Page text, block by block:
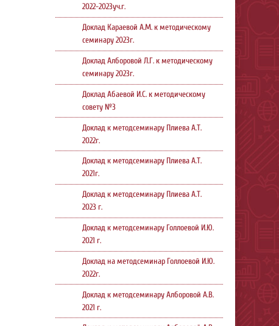
2022-2023уч.г.
Доклад Караевой А.М. к методическому
семинару 2023г.
Доклад Алборовой Л.Г. к методическому
семинару 2023г.
Доклад Абаевой И.С. к методическому
совету №3
Доклад к методсеминару Плиева А.Т.
2022г.
Доклад к методсеминару Плиева А.Т.
2021г.
Доклад к методсеминару Плиева А.Т.
2023 г.
Доклад к методсеминару Голлоевой И.Ю.
2021 г.
Доклад на методсеминар Голлоевой И.Ю.
2022г.
Доклад к методсеминару Алборовой А.В.
2021 г.